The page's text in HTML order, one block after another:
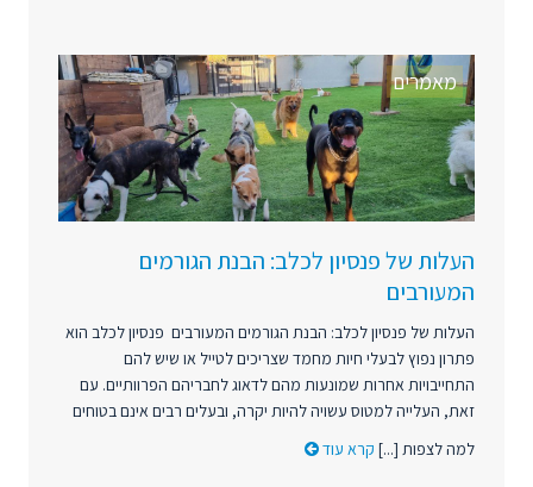
מאמרים
העלות של פנסיון לכלב: הבנת הגורמים
המעורבים
העלות של פנסיון לכלב: הבנת הגורמים המעורבים פנסיון לכלב הוא
פתרון נפוץ לבעלי חיות מחמד שצריכים לטייל או שיש להם
התחייבויות אחרות שמונעות מהם לדאוג לחבריהם הפרוותיים. עם
זאת, העלייה למטוס עשויה להיות יקרה, ובעלים רבים אינם בטוחים
למה לצפות [...] קרא עוד